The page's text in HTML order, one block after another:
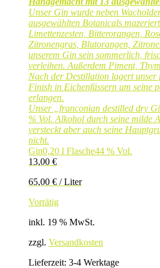
Unser Gin wurde neben
ausgewählten Botanicals
Limettenzesten, Bitterorangen,
Zitronengras, Blutorangen,
unserem Gin sein sommerlich,
verleihen. Außerdem Piment,
Nach der Destillation lagert
Finish in Eichenfässern um seine
erlangen.
Unser „franconian destilled dry
% Vol. Alkohol durch seine milde
versteckt aber auch seine
nicht.
Gin0,20 l Flasche44 % Vol.
13,00 €
65,00 € /Liter
Vorrätig
inkl. 19 % MwSt.
zzgl. Versandkosten
Lieferzeit: 3-4 Werktage